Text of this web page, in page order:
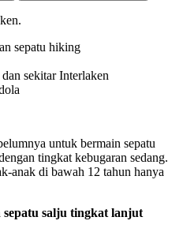
sepatu hiking
sekitar Interlaken
untuk bermain sepatu
tingkat kebugaran sedang.
anak di bawah 12 tahun hanya
salju tingkat lanjut